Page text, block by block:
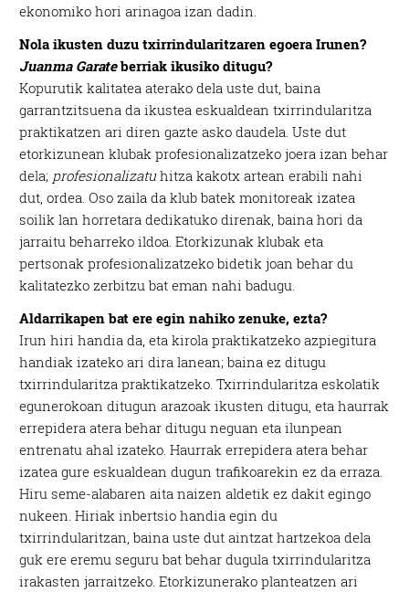
ekonomiko hori arinagoa izan dadin.
Nola ikusten duzu txirrindularitzaren egoera Irunen?
Juanma Garateberriak ikusiko ditugu?
Kopurutik kalitatea aterako dela uste dut, baina
garrantzitsuena da ikustea eskualdean txirrindularitza
praktikatzen ari diren gazte asko daudela. Uste dut
etorkizunean klubak profesionalizatzeko joera izan behar
dela; profesionalizatuhitza kakotx artean erabili nahi
dut, ordea. Oso zaila da klub batek monitoreak izatea
soilik lan horretara dedikatuko direnak, baina hori da
jarraitu beharreko ildoa. Etorkizunak klubak eta
pertsonak profesionalizatzeko bidetik joan behar du
kalitatezko zerbitzu bat eman nahi badugu.
Aldarrikapen bat ere egin nahiko zenuke, ezta?
Irun hiri handia da, eta kirola praktikatzeko azpiegitura
handiak izateko ari dira lanean; baina ez ditugu
txirrindularitza praktikatzeko. Txirrindularitza eskolatik
egunerokoan ditugun arazoak ikusten ditugu, eta haurrak
errepidera atera behar ditugu neguan eta ilunpean
entrenatu ahal izateko. Haurrak errepidera atera behar
izatea gure eskualdean dugun trafikoarekin ez da erraza.
Hiru seme-alabaren aita naizen aldetik ez dakit egingo
nukeen. Hiriak inbertsio handia egin du
txirrindularitzan, baina uste dut aintzat hartzekoa dela
guk ere eremu seguru bat behar dugula txirrindularitza
irakasten jarraitzeko. Etorkizunerako planteatzen ari